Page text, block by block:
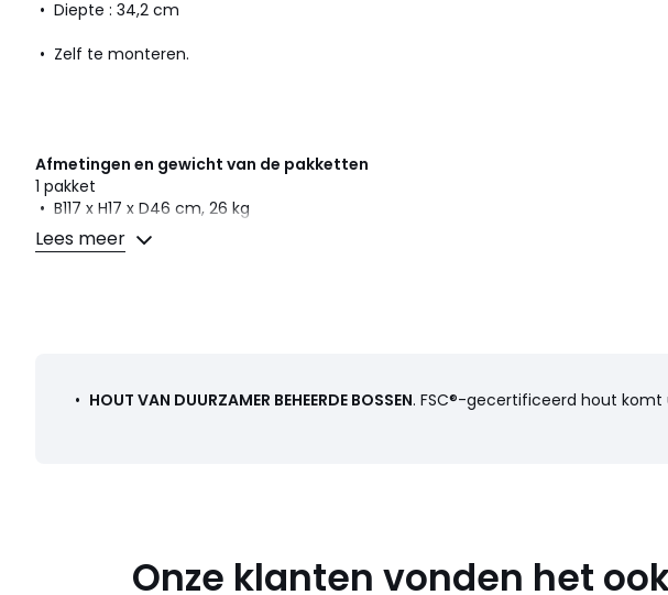
• Diepte : 34,2 cm
• Zelf te monteren.
Afmetingen en gewicht van de pakketten
1 pakket
• B117 x H17 x D46 cm, 26 kg
Kleuren Hout
Lees meer
• HOUT VAN DUURZAMER BEHEERDE BOSSEN. FSC®-gecertificeerd hout
Onze klanten vonden het